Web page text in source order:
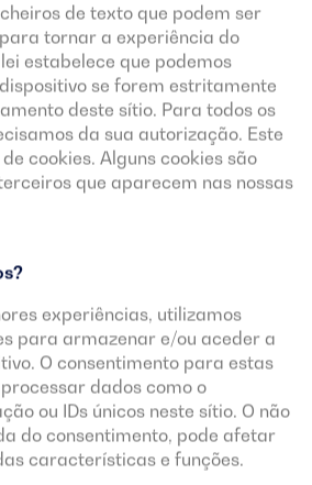
de texto que podem ser
tornar a experiência do
estabelece que podemos
se forem estritamente
deste sítio. Para todos os
da sua autorização. Este
cookies. Alguns cookies são
que aparecem nas nossas
experiências, utilizamos
para armazenar e/ou aceder a
O consentimento para estas
dados como o
ou IDs únicos neste sítio. O não
do consentimento, pode afetar
características e funções.